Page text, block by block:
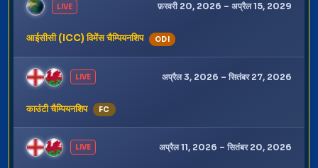
आईसीसी (ICC) विमेंस चैम्पियनशिप ODI
फ़रवरी 20, 2026 – अप्रैल 15, 2029
LIVE
काउंटी चैम्पियनशिप FC
अप्रैल 3, 2026 – सितंबर 27, 2026
LIVE
अप्रैल 11, 2026 – सितंबर 20, 2026
LIVE